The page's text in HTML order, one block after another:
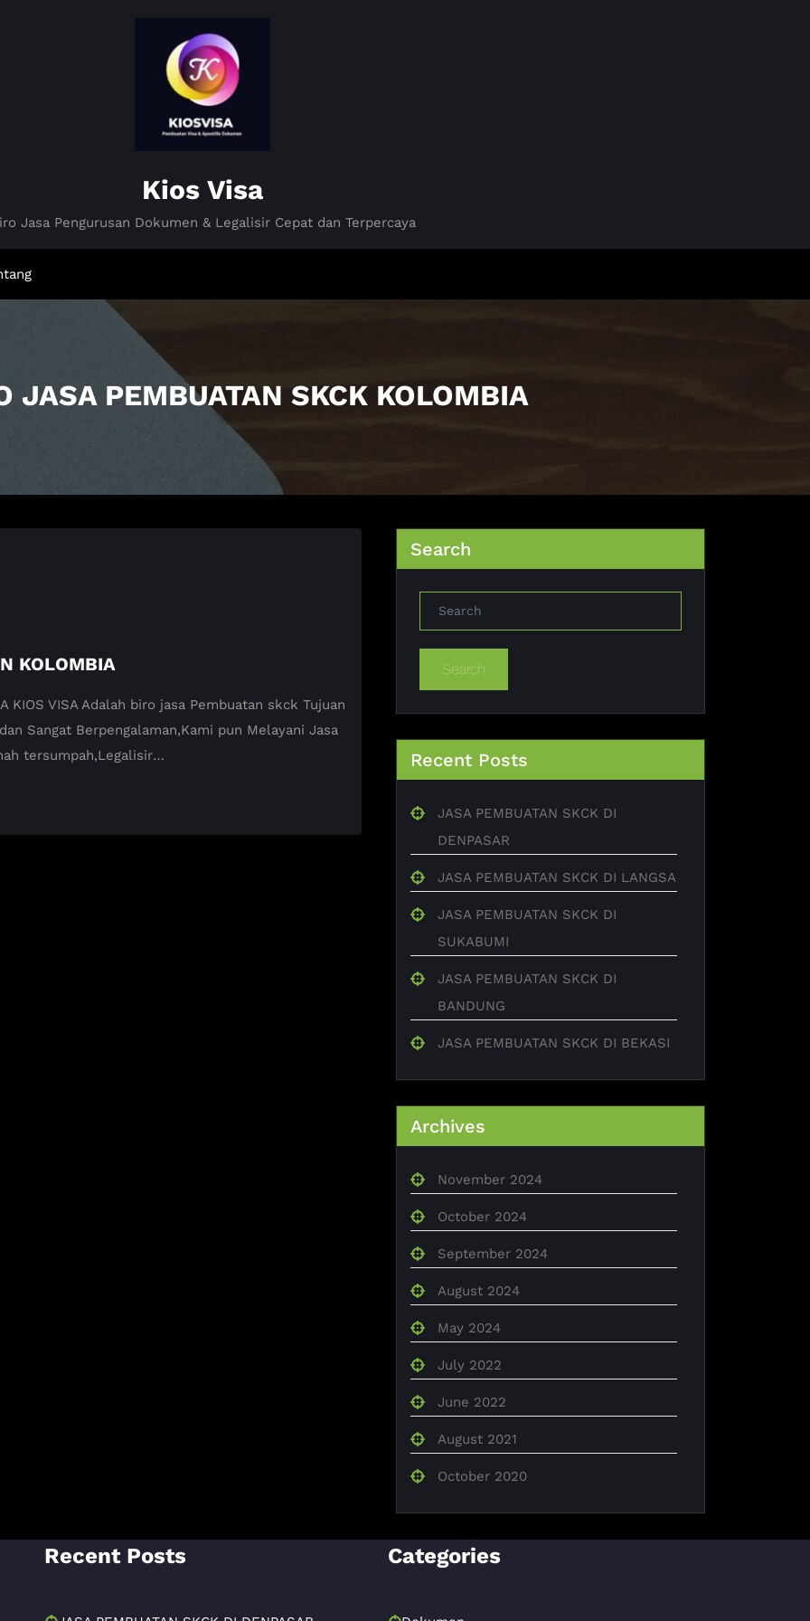
Kios Visa
Jasa Pengurusan Dokumen & Legalisir Cepat dan Terpercaya
JASA PEMBUATAN SKCK KOLOMBIA
KOLOMBIA
KIOS VISA Adalah biro jasa Pembuatan skck Tujuan
Sangat Berpengalaman,Kami pun Melayani Jasa
tersumpah,Legalisir…
Search
Search
Recent Posts
JASA PEMBUATAN SKCK DI
DENPASAR
JASA PEMBUATAN SKCK DI LANGSA
JASA PEMBUATAN SKCK DI
SUKABUMI
JASA PEMBUATAN SKCK DI
BANDUNG
JASA PEMBUATAN SKCK DI BEKASI
Archives
November 2024
October 2024
September 2024
August 2024
May 2024
July 2022
June 2022
August 2021
October 2020
Recent Posts Categories